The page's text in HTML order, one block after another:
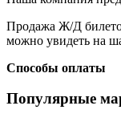
Продажа Ж/Д
можно увидеть на
Способы оплаты
Популярные